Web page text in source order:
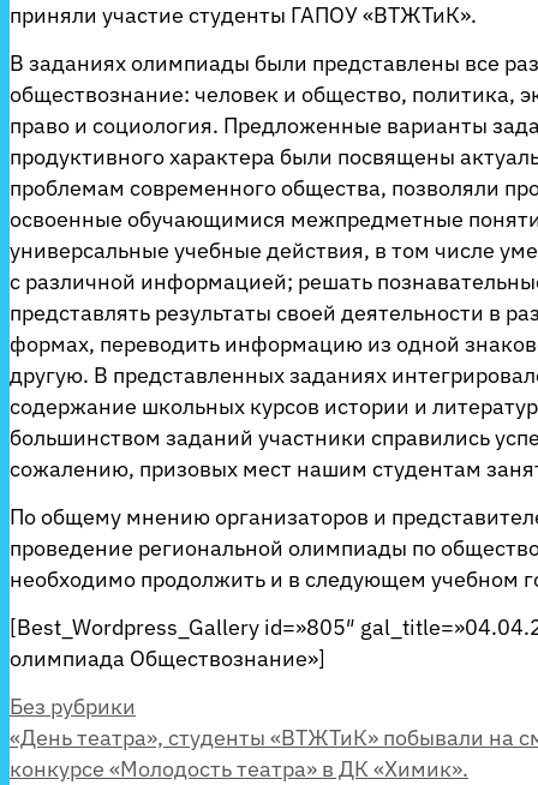
приняли участие студенты ГАПОУ «ВТЖТиК».
В заданиях олимпиады были представлены все
обществознание: человек и общество, политика,
право и социология. Предложенные варианты
продуктивного характера были посвящены
проблемам современного общества, позволяли
освоенные обучающимися межпредметные
универсальные учебные действия, в том числе
с различной информацией; решать
представлять результаты своей деятельности в
формах, переводить информацию из одной
другую. В представленных заданиях
содержание школьных курсов истории и
большинством заданий участники справились
сожалению, призовых мест нашим студентам
По общему мнению организаторов и
проведение региональной олимпиады по
необходимо продолжить и в следующем учебном
[Best_Wordpress_Gallery id=»805″
олимпиада Обществознание»]
Рубрики
Без рубрики
«День театра», студенты «ВТЖТиК» побывали на
конкурсе «Молодость театра» в ДК «Химик».